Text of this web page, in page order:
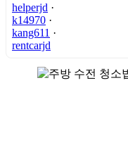
helperjd ·
k14970 ·
kang611 ·
rentcarjd